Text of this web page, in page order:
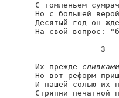
С томленьем
Но с большей
Десятый год он
На свой вопрос:
              3
Их прежде сливками
Но вот реформ
И нашей солью их
Стряпни печатной